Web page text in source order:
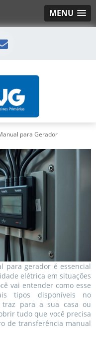
MENU
para Gerador
para gerador é essencial
elétrica em situações
vai entender como esse
tipos disponíveis no
para a sua casa ou
tudo que você precisa
de transferência manual